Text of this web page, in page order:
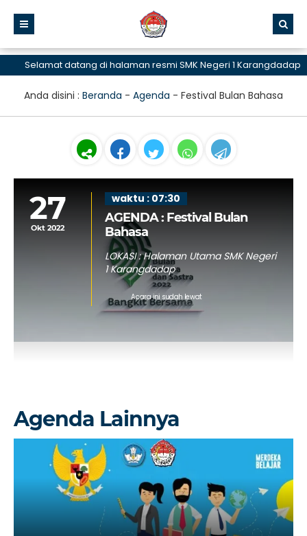
Selamat datang di halaman resmi SMK Negeri 1 Karangdadap
Anda disini : Beranda - Agenda - Festival Bulan Bahasa
27
Okt 2022
waktu : 07:30
AGENDA : Festival Bulan
Bahasa
LOKASI : Halaman Utama SMK Negeri
1 Karangdadap
Acara ini sudah lewat
Agenda Lainnya